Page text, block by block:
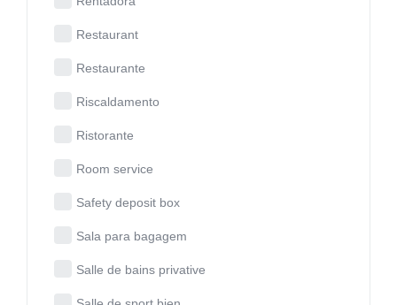
Restaurant
Restaurante
Riscaldamento
Ristorante
Room service
Safety deposit box
Sala para bagagem
Salle de bains privative